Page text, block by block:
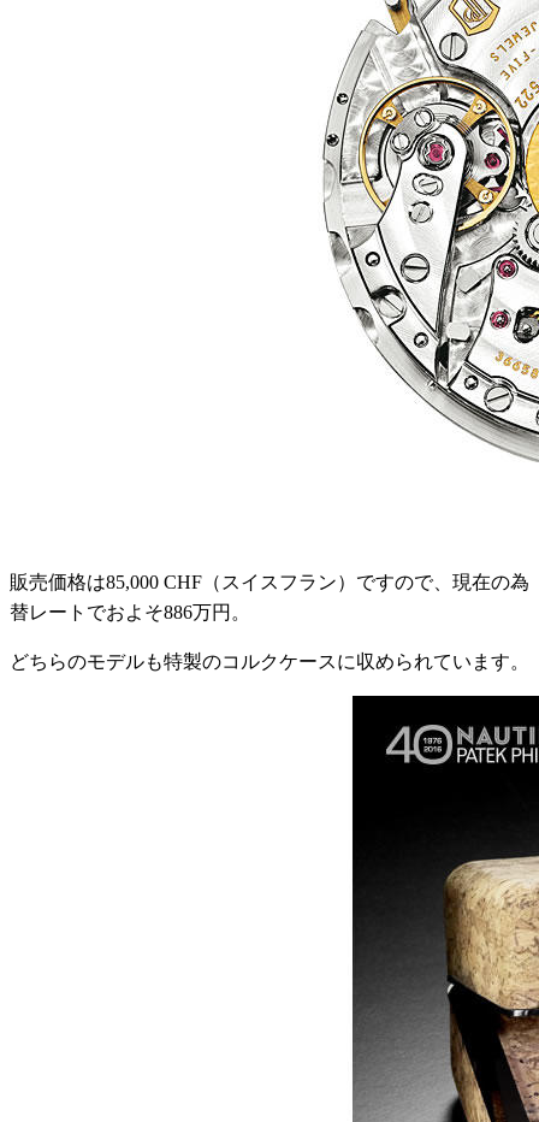
販売価格は85,000 CHF（スイスフラン）ですので、現在の為
替レートでおよそ886万円。
どちらのモデルも特製のコルクケースに収められています。